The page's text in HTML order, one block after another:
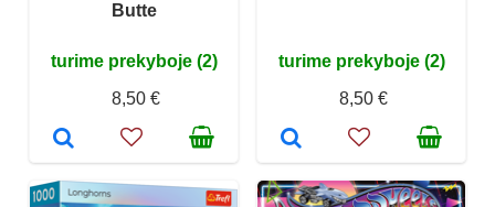
Butte
turime prekyboje (2)
8,50 €
turime prekyboje (2)
8,50 €